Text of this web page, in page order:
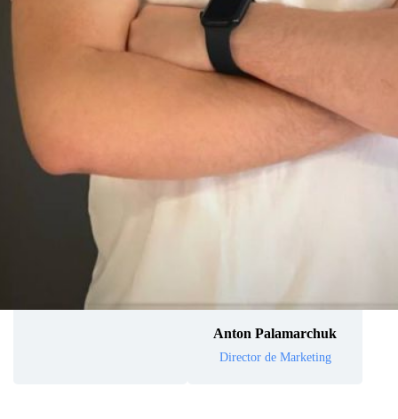
Escritora de contenido
senior
Anton Palamarchuk
Director de Marketing